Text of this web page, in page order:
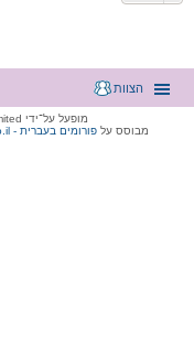
הצוות
מופעל על־ידי
מבוסס עלphpBB.co.il - פורומים בעברית